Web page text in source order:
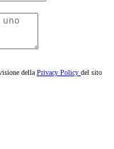
della Privacy Policy del sito